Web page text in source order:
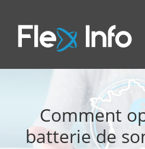
Comment
batterie de